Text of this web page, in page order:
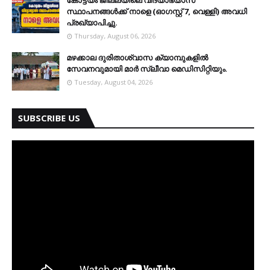
സ്ഥാപനങ്ങള്‍ക്ക് നാളെ (ഓഗസ്റ്റ് 7, വെള്ളി) അവധി
പ്രഖ്യാപിച്ചു.
Thursday, August 06, 2026
മഴക്കാല ദുരിതാശ്വാസ ക്യാമ്പുകളിൽ
സേവനവുമായി മാർ സ്ലീവാ മെഡിസിറ്റിയും.
Tuesday, August 04, 2026
SUBSCRIBE US